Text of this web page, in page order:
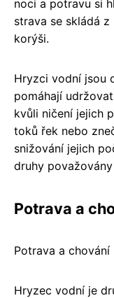
noci a potravu si
strava se skládá
korýši.
Hryzci vodní jsou
pomáhají
kvůli ničení jejich
toků řek nebo
snižování jejich
druhy
Potrava a
Potrava a
Hryzec vodní je